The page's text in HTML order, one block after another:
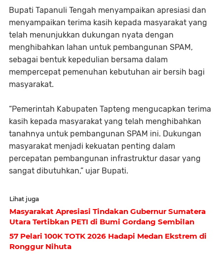
Bupati Tapanuli Tengah menyampaikan apresiasi dan
menyampaikan terima kasih kepada masyarakat yang
telah menunjukkan dukungan nyata dengan
menghibahkan lahan untuk pembangunan SPAM,
sebagai bentuk kepedulian bersama dalam
mempercepat pemenuhan kebutuhan air bersih bagi
masyarakat.
“Pemerintah Kabupaten Tapteng mengucapkan terima
kasih kepada masyarakat yang telah menghibahkan
tanahnya untuk pembangunan SPAM ini. Dukungan
masyarakat menjadi kekuatan penting dalam
percepatan pembangunan infrastruktur dasar yang
sangat dibutuhkan,” ujar Bupati.
Lihat juga
Masyarakat Apresiasi Tindakan Gubernur Sumatera
Utara Tertibkan PETI di Bumi Gordang Sembilan
57 Pelari 100K TOTK 2026 Hadapi Medan Ekstrem di
Ronggur Nihuta